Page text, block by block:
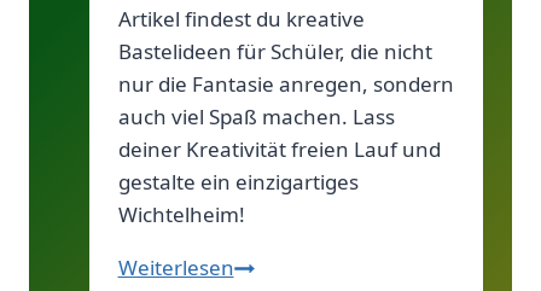
Artikel findest du kreative
Bastelideen für Schüler, die nicht
nur die Fantasie anregen, sondern
auch viel Spaß machen. Lass
deiner Kreativität freien Lauf und
gestalte ein einzigartiges
Wichtelheim!
WeiterlesenWichteltür